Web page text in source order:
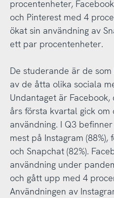
procentenheter,
och Pinterest med 4
ökat sin användning av
ett par procentenheter.
De studerande är de
av de åtta olika sociala
Undantaget är
års första kvartal gick
användning. I Q3
mest på Instagram (88%),
och Snapchat (82%).
användning under
och gått upp med 4
Användningen av